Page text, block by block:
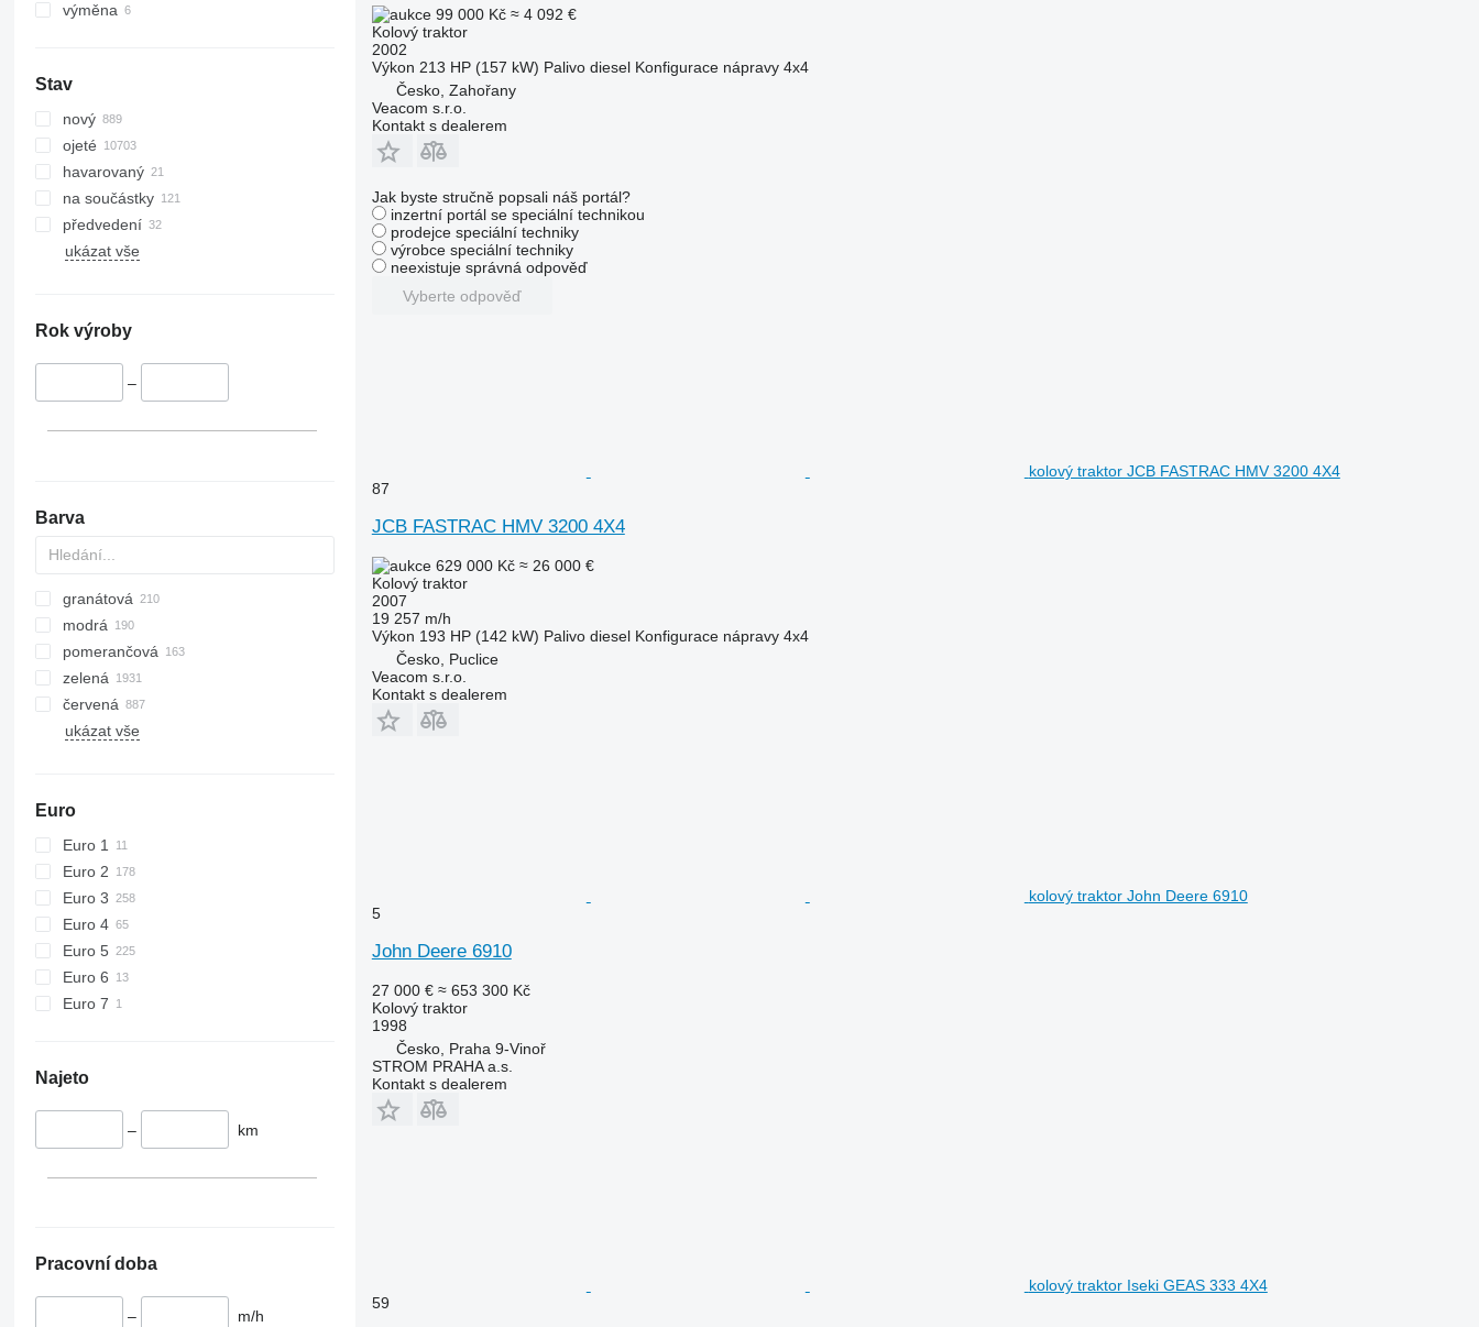
6110 R
6115
6120
6125 M
6125 R
6130
6145
6150 M
6195 R
6200
6210
6215
6220
6230
6250
6300
6410
6430 Premium
6510
6520
6530
6600
6610
6800
6930
7215 R
6480
6485
6490
6495
6499
6713
7475
7480
7716
7718
7719
7720
7722
7724
7726
8220
8660
8670
8690
8727
8732
8737
8740
výměna
Stav
nový
ojeté
havarovaný
na součástky
předvedení
ukázat vše
Rok výroby
–
Barva
granátová
modrá
pomerančová
zelená
červená
ukázat vše
Euro
Euro 1
Euro 2
Euro 3
Euro 4
Euro 5
Euro 6
Euro 7
Najeto
– km
Pracovní doba
– m/h
99 000 Kč ≈ 4 092 €
Kolový traktor
2002
Výkon 213 HP (157 kW) Palivo diesel Konfigurace nápravy 4x4
Česko, Zahořany
Veacom s.r.o.
Kontakt s dealerem
Jak byste stručně popsali náš portál?
inzertní portál se speciální technikou
prodejce speciální techniky
výrobce speciální techniky
neexistuje správná odpověď
Vyberte odpověď
kolový traktor JCB FASTRAC HMV 3200 4X4
87
JCB FASTRAC HMV 3200 4X4
629 000 Kč ≈ 26 000 €
Kolový traktor
2007
19 257 m/h
Výkon 193 HP (142 kW) Palivo diesel Konfigurace nápravy 4x4
Česko, Puclice
Veacom s.r.o.
Kontakt s dealerem
kolový traktor John Deere 6910
5
John Deere 6910
27 000 € ≈ 653 300 Kč
Kolový traktor
1998
Česko, Praha 9-Vinoř
STROM PRAHA a.s.
Kontakt s dealerem
kolový traktor Iseki GEAS 333 4X4
59